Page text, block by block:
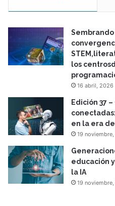
Sembrando
los
16 abril, 2026
Edición 37
en la era
19
educación
la IA
19